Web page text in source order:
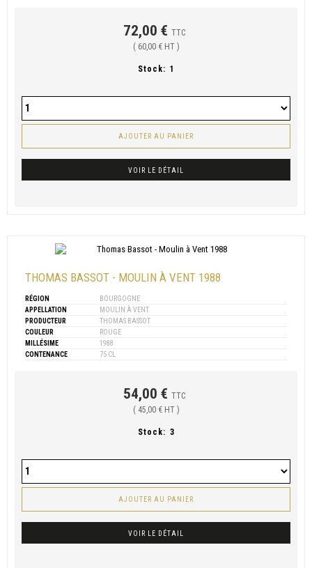
72,00 € TTC
( 60,00 € HT )
Stock: 1
AJOUTER AU PANIER
VOIR LE DÉTAIL
THOMAS BASSOT - MOULIN À VENT 1988
RÉGION
BOURGOGNE
APPELLATION
MOULIN À VENT
PRODUCTEUR
THOMAS BASSOT
COULEUR
ROUGE
MILLÉSIME
1988
CONTENANCE
75 CL
54,00 € TTC
( 45,00 € HT )
Stock: 3
AJOUTER AU PANIER
VOIR LE DÉTAIL